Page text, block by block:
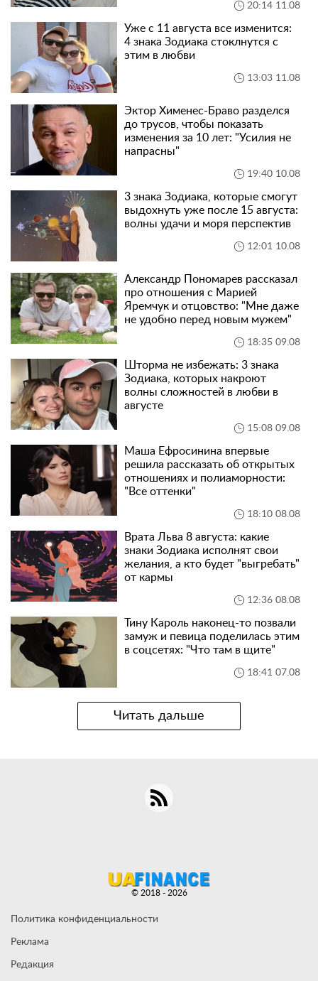
20:14 11.08
Уже с 11 августа все изменится:
4 знака Зодиака стоклнутся с
этим в любви
13:03 11.08
Эктор Хименес-Браво разделся
до трусов, чтобы показать
изменения за 10 лет: "Усилия не
напрасны"
19:40 10.08
3 знака Зодиака, которые смогут
выдохнуть уже после 15 августа:
волны удачи и моря перспектив
12:01 10.08
Александр Пономарев рассказал
про отношения с Марией
Яремчук и отцовство: "Мне даже
не удобно перед новым мужем"
18:35 09.08
Шторма не избежать: 3 знака
Зодиака, которых накроют
волны сложностей в любви в
августе
15:08 09.08
Маша Ефросинина впервые
решила рассказать об открытых
отношениях и полиаморности:
"Все оттенки"
18:10 08.08
Врата Льва 8 августа: какие
знаки Зодиака исполнят свои
желания, а кто будет "выгребать"
от кармы
12:36 08.08
Тину Кароль наконец-то позвали
замуж и певица поделилась этим
в соцсетях: "Что там в щите"
18:41 07.08
Читать дальше
Политика конфиденциальности
Реклама
Редакция
© 2018 - 2026